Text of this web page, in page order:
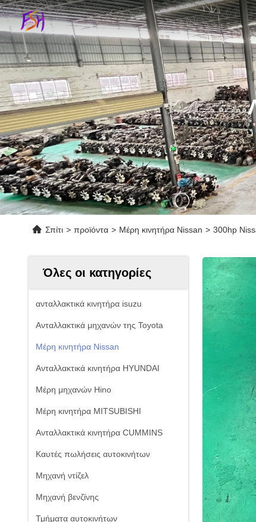
Σπίτι > προϊόντα > Μέρη κινητήρα Nissan > 300hp
Όλες οι κατηγορίες
ανταλλακτικά κινητήρα isuzu
Ανταλλακτικά μηχανών της Toyota
Μέρη κινητήρα Nissan
Ανταλλακτικά κινητήρα HYUNDAI
Μέρη μηχανών Hino
Μέρη κινητήρα MITSUBISHI
Ανταλλακτικά κινητήρα CUMMINS
Καυτές πωλήσεις αυτοκινήτων
Μηχανή ντίζελ
Μηχανή βενζίνης
Τμήματα αυτοκινήτων